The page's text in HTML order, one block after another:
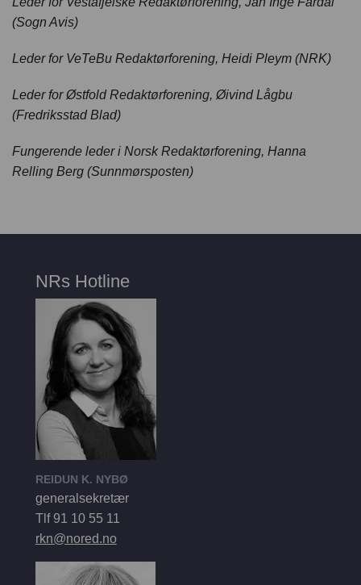
(Sogn Avis)
Leder for VeTeBu Redaktørforening, Heidi Pleym (NRK)
Leder for Østfold Redaktørforening, Øivind Lågbu
(Fredriksstad Blad)
Fungerende leder i Norsk Redaktørforening, Hanna
Relling Berg (Sunnmørsposten)
NRs Hotline
REIDUN K. NYBØ
generalsekretær
Tlf 91 10 55 11
rkn@nored.no